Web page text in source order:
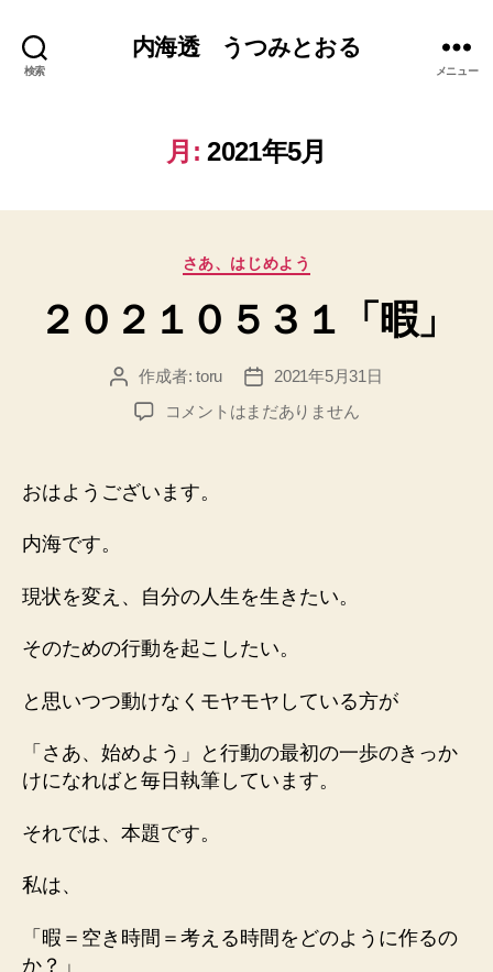
検索
内海透 うつみとおる
メニュー
月: 2021年5月
カ
ゴ
リ
さあ、はじめよう
２０２１０５３１「暇」
投
稿
作成者:toru
投
稿
日
2021年5月31日
２
１
０
「暇」
の
コメントはまだありません
おはようございます。
内海です。
現状を変え、自分の人生を生きたい。
そのための行動を起こしたい。
と思いつつ動けなくモヤモヤしている方が
「さあ、始めよう」と行動の最初の一歩のきっか
けになればと毎日執筆しています。
それでは、本題です。
私は、
「暇＝空き時間＝考える時間をどのように作るの
か？」